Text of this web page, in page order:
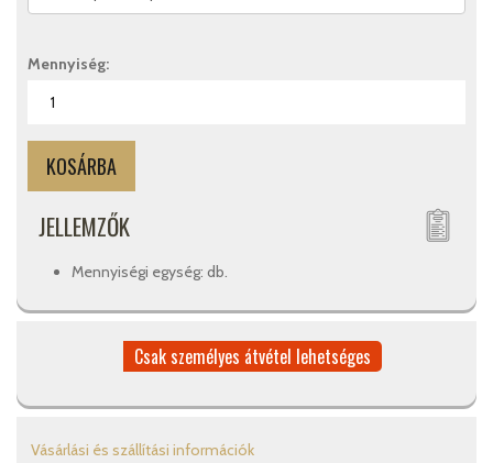
Mennyiség:
JELLEMZŐK
Mennyiségi egység: db.
Csak személyes átvétel lehetséges
Vásárlási és szállítási információk